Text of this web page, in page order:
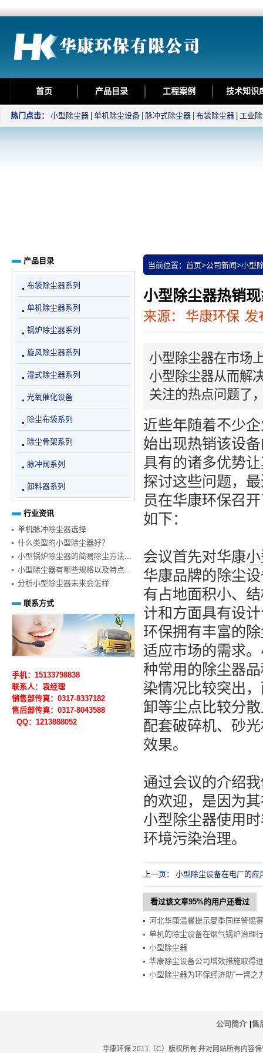
首页 产品目录 工程案例 技术知识
热门点击： 小型除尘器 单机除尘设备 脉冲式除尘器 布袋除尘器 工业
当前位置： 首页>公司新闻>小型
小型除尘器热销
来源： 华康环保 发
小型除尘器在市场
小型除尘器从而解
关注的热点问题了
近些年随着不少
始出现热销该设
具有的诸多优势
探讨这些问题，
员在华康环保召
如下：
会议首先对华康
华康品牌的除尘
有占地面积小、
计和方面具有设
环保拥有丰富的
适应市场的需求
种常用的除尘器
染情况比较突出
卸等尘点比较分
配套破碎机、砂
效果。
通过会议的介绍
的欢迎，是因为
小型除尘器使用
环境污染治理。
上一页： 小型除尘设备在电厂的应
看过该文章95%的用户还看过
河北华康温馨提示夏季同样警惕
单机的除尘设备在烟气锅炉治理
小型除尘器
华康除尘设备公司增效措施取得
小型除尘器为环保经济助“一臂之
产品目录
布袋除尘器系列
单机除尘器系列
锅炉除尘器系列
旋风除尘器系列
湿式除尘器系列
光氧催化设备
除尘布袋系列
除尘骨架系列
脉冲阀系列
卸料器系列
行业资讯
单机脉冲除尘器选择
什么类型的小型除尘器好？
小型锅炉除尘器的简易除尘方法...
小型除尘器有哪些规格以及特点...
分析小型除尘器未来会怎样
联系方式
手机：15133798838
联系人：袁经理
销售部传真：0317-8337182
售后部传真：0317-8043588
QQ：1213888052
公司简介 售
华康环保 2011（C）版权所有 并对网站所有内容